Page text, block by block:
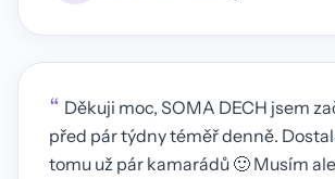
“ Děkuji moc, SOMA DECH jsem
před pár týdny téměř denně.
tomu už pár kamarádů 🙂 Musím